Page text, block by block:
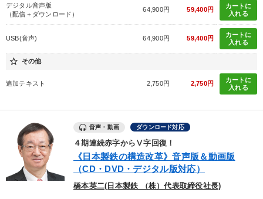
デジタル音声版
（配信＋ダウンロード）
64,900円 59,400円
カートに
入れる
USB(音声) 64,900円 59,400円
カートに
入れる
star_border その他
追加テキスト 2,750円 2,750円
カートに
入れる
音声・動画 ダウンロード対応
４期連続赤字からⅤ字回復！
《日本製鉄の構造改革》音声版＆動画版
（CD・DVD・デジタル版対応）
橋本英二(日本製鉄 （株）代表取締役社長)